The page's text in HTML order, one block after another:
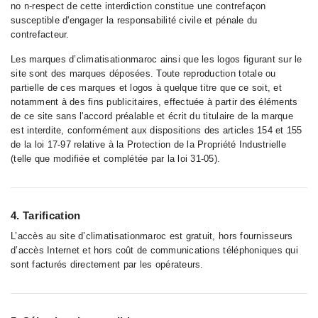
no n-respect de cette interdiction constitue une contrefaçon
susceptible d'engager la responsabilité civile et pénale du
contrefacteur.
Les marques d’climatisationmaroc ainsi que les logos figurant sur le
site sont des marques déposées. Toute reproduction totale ou
partielle de ces marques et logos à quelque titre que ce soit, et
notamment à des fins publicitaires, effectuée à partir des éléments
de ce site sans l'accord préalable et écrit du titulaire de la marque
est interdite, conformément aux dispositions des articles 154 et 155
de la loi 17-97 relative à la Protection de la Propriété Industrielle
(telle que modifiée et complétée par la loi 31-05).
4. Tarification
L’accès au site d’climatisationmaroc est gratuit, hors fournisseurs
d’accès Internet et hors coût de communications téléphoniques qui
sont facturés directement par les opérateurs.